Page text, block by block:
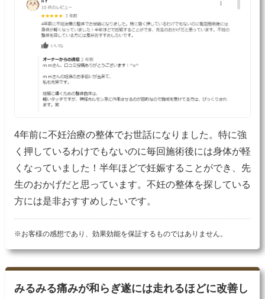
4年前に不妊治療の整体でお世話になりました。特に強
く押しているわけでもないのに毎回施術後には身体が軽
くなっていました！半年ほどで妊娠することができ、先
生のおかげだと思っています。不妊の整体を探している
方には是非おすすめしたいです。
※お客様の感想であり、効果効能を保証するものではありません。
みるみる痛みが和らぎ遂には走れるほどに改善し